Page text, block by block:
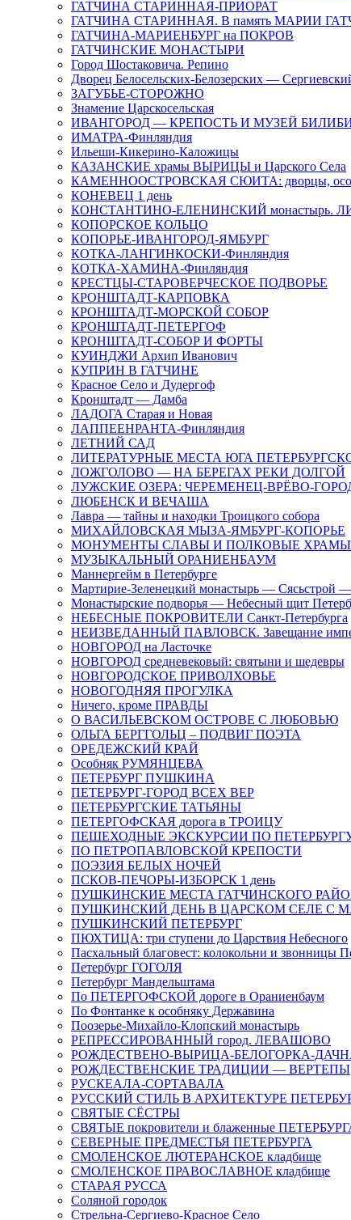
ГАТЧИНА СТАРИННАЯ-ПРИОРАТ
ГАТЧИНА СТАРИННАЯ. В память МАРИИ
ГАТЧИНА-МАРИЕНБУРГ на ПОКРОВ
ГАТЧИНСКИЕ МОНАСТЫРИ
Город Шостаковича. Репино
Дворец Белосельских-Белозерских —
ЗАГУБЬЕ-СТОРОЖНО
Знамение Царскосельская
ИВАНГОРОД — КРЕПОСТЬ И МУЗЕЙ
ИМАТРА-Финляндия
Ильеши-Кикерино-Каложицы
КАЗАНСКИЕ храмы ВЫРИЦЫ и Царского Села
КАМЕННООСТРОВСКАЯ СЮИТА: дворцы,
КОНЕВЕЦ 1 день
КОНСТАНТИНО-ЕЛЕНИНСКИЙ монастырь.
КОПОРСКОЕ КОЛЬЦО
КОПОРЬЕ-ИВАНГОРОД-ЯМБУРГ
КОТКА-ЛАНГИНКОСКИ-Финляндия
КОТКА-ХАМИНА-Финляндия
КРЕСТЦЫ-СТАРОВЕРЧЕСКОЕ ПОДВОРЬЕ
КРОНШТАДТ-КАРПОВКА
КРОНШТАДТ-МОРСКОЙ СОБОР
КРОНШТАДТ-ПЕТЕРГОФ
КРОНШТАДТ-СОБОР И ФОРТЫ
КУИНДЖИ Архип Иванович
КУПРИН В ГАТЧИНЕ
Красное Село и Дудергоф
Кронштадт — Дамба
ЛАДОГА Старая и Новая
ЛАППЕЕНРАНТА-Финляндия
ЛЕТНИЙ САД
ЛИТЕРАТУРНЫЕ МЕСТА ЮГА
ЛОЖГОЛОВО — НА БЕРЕГАХ РЕКИ ДОЛГОЙ
ЛУЖСКИЕ ОЗЕРА: ЧЕРЕМЕНЕЦ-ВРЁВО-
ЛЮБЕНСК И ВЕЧАША
Лавра — тайны и находки Троицкого собора
МИХАЙЛОВСКАЯ МЫЗА-ЯМБУРГ-КОПОРЬЕ
МОНУМЕНТЫ СЛАВЫ И ПОЛКОВЫЕ ХРАМЫ
МУЗЫКАЛЬНЫЙ ОРАНИЕНБАУМ
Маннергейм в Петербурге
Мартирие-Зеленецкий монастырь — Сясьстрой
Монастырские подворья — Небесный щит
НЕБЕСНЫЕ ПОКРОВИТЕЛИ Санкт-Петербурга
НЕИЗВЕДАННЫЙ ПАВЛОВСК. Завещание
НОВГОРОД на Ласточке
НОВГОРОД средневековый: святыни и шедевры
НОВГОРОДСКОЕ ПРИВОЛХОВЬЕ
НОВОГОДНЯЯ ПРОГУЛКА
Ничего, кроме ПРАВДЫ
О ВАСИЛЬЕВСКОМ ОСТРОВЕ С ЛЮБОВЬЮ
ОЛЬГА БЕРГГОЛЬЦ – ПОДВИГ ПОЭТА
ОРЕДЕЖСКИЙ КРАЙ
Особняк РУМЯНЦЕВА
ПЕТЕРБУРГ ПУШКИНА
ПЕТЕРБУРГ-ГОРОД ВСЕХ ВЕР
ПЕТЕРБУРГСКИЕ ТАТЬЯНЫ
ПЕТЕРГОФСКАЯ дорога в ТРОИЦУ
ПЕШЕХОДНЫЕ ЭКСКУРСИИ ПО
ПО ПЕТРОПАВЛОВСКОЙ КРЕПОСТИ
ПОЭЗИЯ БЕЛЫХ НОЧЕЙ
ПСКОВ-ПЕЧОРЫ-ИЗБОРСК 1 день
ПУШКИНСКИЕ МЕСТА ГАТЧИНСКОГО РАЙОНА:
ПУШКИНСКИЙ ДЕНЬ В ЦАРСКОМ СЕЛЕ С
ПУШКИНСКИЙ ПЕТЕРБУРГ
ПЮХТИЦА: три ступени до Царствия Небесного
Пасхальный благовест: колокольни и звонницы
Петербург ГОГОЛЯ
Петербург Мандельштама
По ПЕТЕРГОФСКОЙ дороге в Ораниенбаум
По Фонтанке к особняку Державина
Поозерье-Михайло-Клопский монастырь
РЕПРЕССИРОВАННЫЙ город. ЛЕВАШОВО
РОЖДЕСТВЕНО-ВЫРИЦА-БЕЛОГОРКА-
РОЖДЕСТВЕНСКИЕ ТРАДИЦИИ — ВЕРТЕПЫ
РУСКЕАЛА-СОРТАВАЛА
РУССКИЙ СТИЛЬ В АРХИТЕКТУРЕ
СВЯТЫЕ СЁСТРЫ
СВЯТЫЕ покровители и блаженные
СЕВЕРНЫЕ ПРЕДМЕСТЬЯ ПЕТЕРБУРГА
СМОЛЕНСКОЕ ЛЮТЕРАНСКОЕ кладбище
СМОЛЕНСКОЕ ПРАВОСЛАВНОЕ кладбище
СТАРАЯ РУССА
Соляной городок
Стрельна-Сергиево-Красное Село